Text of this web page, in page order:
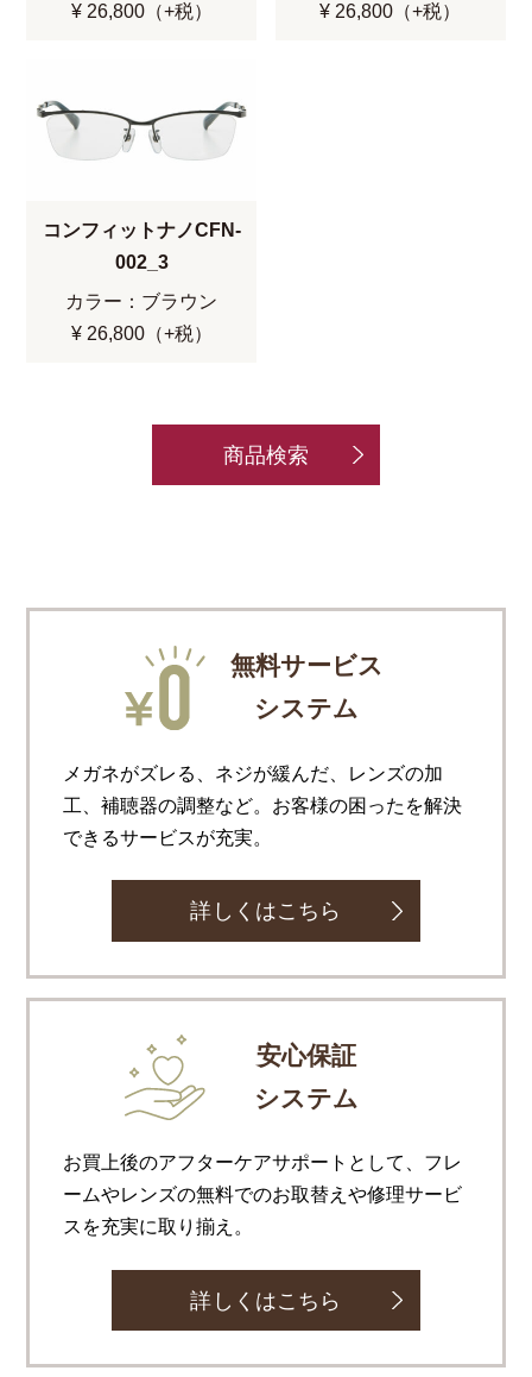
¥ 26,800（+税）
¥ 26,800（+税）
コンフィットナノCFN-
002_3
カラー：ブラウン
¥ 26,800（+税）
商品検索
無料サービス
システム
メガネがズレる、ネジが緩んだ、レンズの加
工、補聴器の調整など。お客様の困ったを解決
できるサービスが充実。
詳しくはこちら
安心保証
システム
お買上後のアフターケアサポートとして、フレ
ームやレンズの無料でのお取替えや修理サービ
スを充実に取り揃え。
詳しくはこちら